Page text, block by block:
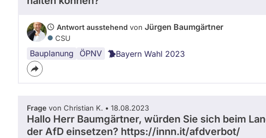
Antwort ausstehend von Jürgen Baumgärtner
CSU
Bauplanung ÖPNV
München Bayern Wahl 2023
Frage von Christian K. • 18.08.2023
Hallo Herr Baumgärtner, würden Sie sich beim
der AfD einsetzen? https://innn.it/afdverbot/